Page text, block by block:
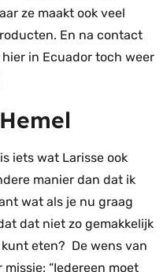
ze maakt ook veel
En na contact
in Ecuador toch weer
iets wat Larisse ook
manier dan dat ik
wat als je nu graag
dat niet zo gemakkelijk
eten? De wens van
“Iedereen moet